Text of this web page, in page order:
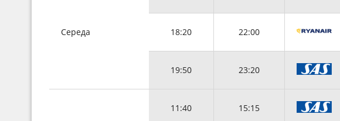
Середа 18:20 22:00
19:50 23:20
11:40 15:15